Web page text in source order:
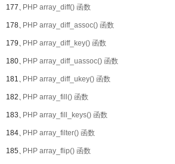
177、PHP array_diff() 函数
178、PHP array_diff_assoc() 函数
179、PHP array_diff_key() 函数
180、PHP array_diff_uassoc() 函数
181、PHP array_diff_ukey() 函数
182、PHP array_fill() 函数
183、PHP array_fill_keys() 函数
184、PHP array_filter() 函数
185、PHP array_flip() 函数